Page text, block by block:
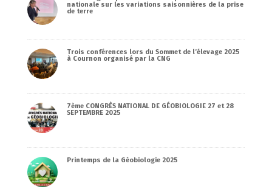
nationale sur les variations saisonnières de la prise
de terre
Trois conférences lors du Sommet de l’élevage 2025
à Cournon organisé par la CNG
7ème CONGRÈS NATIONAL DE GÉOBIOLOGIE 27 et 28
SEPTEMBRE 2025
Printemps de la Géobiologie 2025